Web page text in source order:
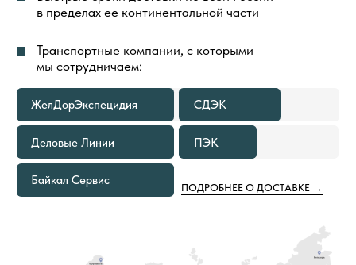
ТОВАРОВ
ВЕСЬ ПРОЦЕСС ОРГАНИЗАЦИИ ДОСТАВКИ
ТОВАРОВ МЫ БЕРЕМ НА СЕБЯ И ПОЛНОСТЬЮ
ДОСТАВКА ГРУЗА ДО ТЕРМИНАЛА
В ГОРОДЕ ОТПРАВЛЕНИЯ ВСЕГДА
В КАКИХ СЛУЧАЯХ МЫ